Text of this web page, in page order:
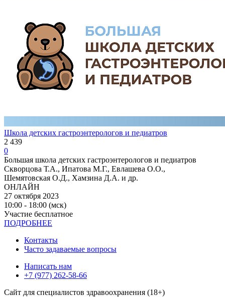
Школа детских гастроэнтерологов и педиатров
2 439
0
Большая школа детских гастроэнтерологов и педиатров
Скворцова Т.А., Ипатова М.Г., Евлашева О.О.,
Шемятовская О.Д., Хамзина Д.А. и др.
ОНЛАЙН
27 октября 2023
10:00 - 18:00 (мск)
Участие бесплатное
ПОДРОБНЕЕ
Контакты
Часто задаваемые вопросы
Написать нам
+7 (977) 262-58-66
Сайт для специалистов здравоохранения (18+)